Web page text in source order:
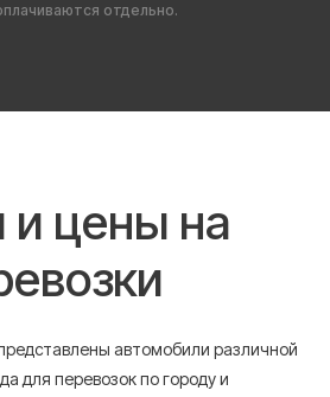
отдельно.
цены на
автомобили различной
для перевозок по городу и